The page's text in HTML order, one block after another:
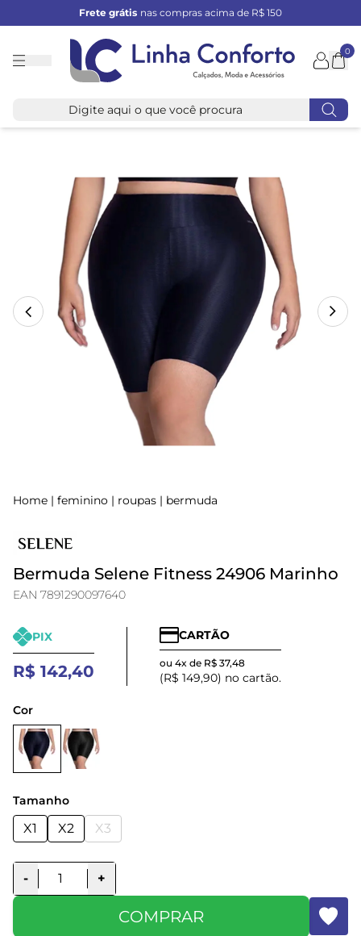
Frete grátis nas compras acima de R$ 150
Linha
0
Home | feminino | roupas | bermuda
Bermuda Selene Fitness 24906 Marinho
EAN 7891290097640
PIX
R$ 142,40
CARTÃO
ou 4x de R$ 37,48
(R$ 149,90) no cartão.
Cor
Tamanho
X1 X2 X3
- +
COMPRAR